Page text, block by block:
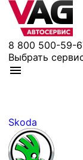
8 800 500-59-
Выбрать
Skoda